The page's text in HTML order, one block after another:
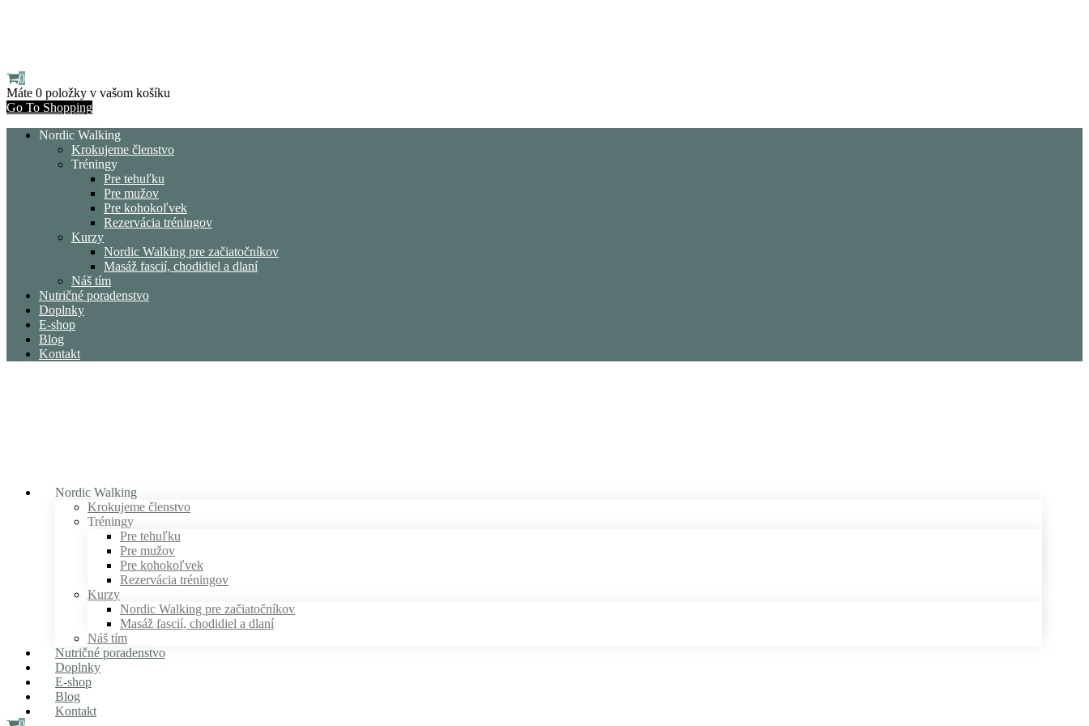
0
Máte 0 položky v vašom košíku
Go To Shopping
Nordic Walking
Krokujeme členstvo
Tréningy
Pre tehuľku
Pre mužov
Pre kohokoľvek
Rezervácia tréningov
Kurzy
Nordic Walking pre začiatočníkov
Masáž fascií, chodidiel a dlaní
Náš tím
Nutričné poradenstvo
Doplnky
E-shop
Blog
Kontakt
Nordic Walking
Krokujeme členstvo
Tréningy
Pre tehuľku
Pre mužov
Pre kohokoľvek
Rezervácia tréningov
Kurzy
Nordic Walking pre začiatočníkov
Masáž fascií, chodidiel a dlaní
Náš tím
Nutričné poradenstvo
Doplnky
E-shop
Blog
Kontakt